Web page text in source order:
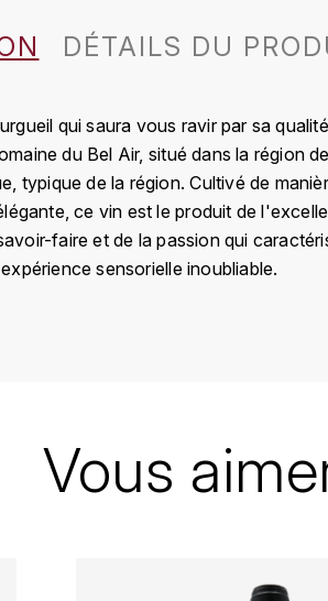
DÉTAILS DU
qui saura vous ravir par sa
du Bel Air, situé dans la région
typique de la région. Cultivé de
ce vin est le produit de
faire et de la passion qui
sensorielle inoubliable.
Bourgueil
Vous